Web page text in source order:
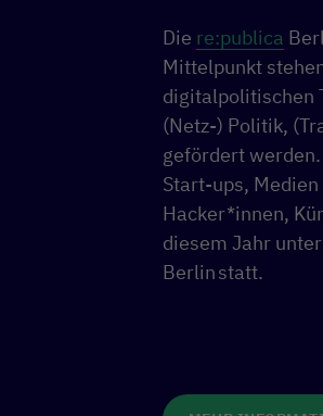
Die re:publica
Mittelpunkt
digitalpolitischen
(Netz-) Politik,
gefördert
Start-ups,
Hacker*innen,
diesem Jahr
Berlin statt.